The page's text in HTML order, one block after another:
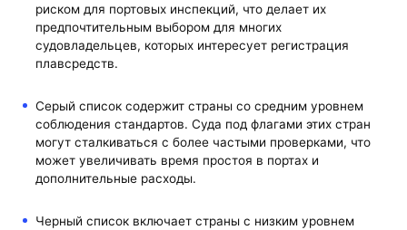
риском для портовых инспекций, что делает их
предпочтительным выбором для многих
судовладельцев, которых интересует регистрация
плавсредств.
Серый список содержит страны со средним уровнем
соблюдения стандартов. Суда под флагами этих стран
могут сталкиваться с более частыми проверками, что
может увеличивать время простоя в портах и
дополнительные расходы.
Черный список включает страны с низким уровнем